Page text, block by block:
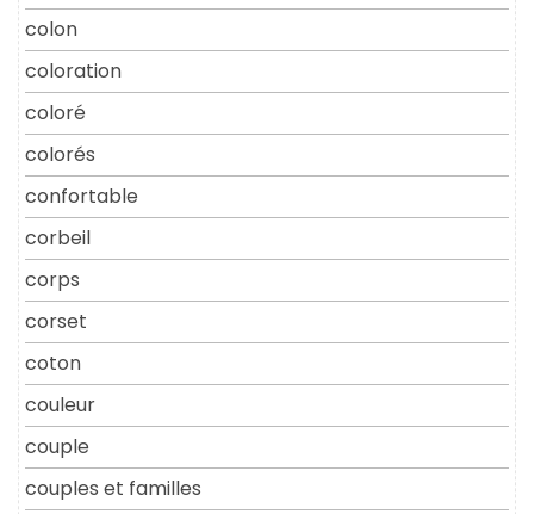
colon
coloration
coloré
colorés
confortable
corbeil
corps
corset
coton
couleur
couple
couples et familles